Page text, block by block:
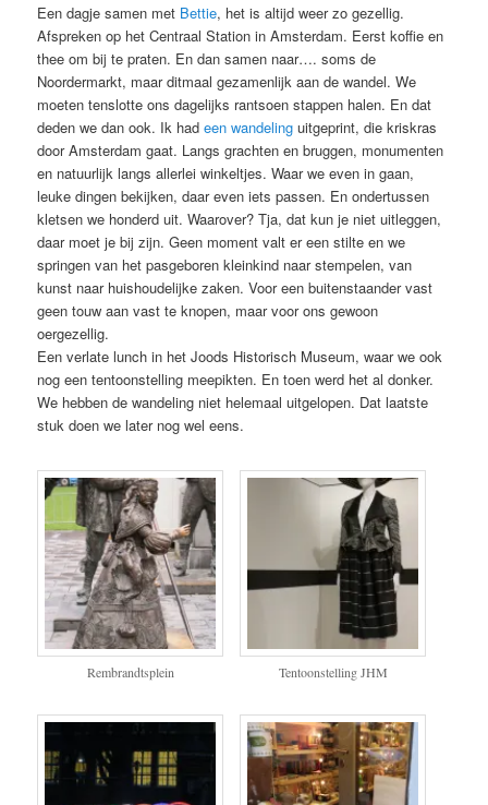
Een dagje samen met Bettie, het is altijd weer zo gezellig.
Afspreken op het Centraal Station in Amsterdam. Eerst koffie en
thee om bij te praten. En dan samen naar…. soms de
Noordermarkt, maar ditmaal gezamenlijk aan de wandel. We
moeten tenslotte ons dagelijks rantsoen stappen halen. En dat
deden we dan ook. Ik hadeen wandeling uitgeprint, die kriskras
door Amsterdam gaat. Langs grachten en bruggen, monumenten
en natuurlijk langs allerlei winkeltjes. Waar we even in gaan,
leuke dingen bekijken, daar even iets passen. En ondertussen
kletsen we honderd uit. Waarover? Tja, dat kun je niet uitleggen,
daar moet je bij zijn. Geen moment valt er een stilte en we
springen van het pasgeboren kleinkind naar stempelen, van
kunst naar huishoudelijke zaken. Voor een buitenstaander vast
geen touw aan vast te knopen, maar voor ons gewoon
oergezellig.
Een verlate lunch in het Joods Historisch Museum, waar we ook
nog een tentoonstelling meepikten. En toen werd het al donker.
We hebben de wandeling niet helemaal uitgelopen. Dat laatste
stuk doen we later nog wel eens.
Rembrandtsplein Tentoonstelling JHM